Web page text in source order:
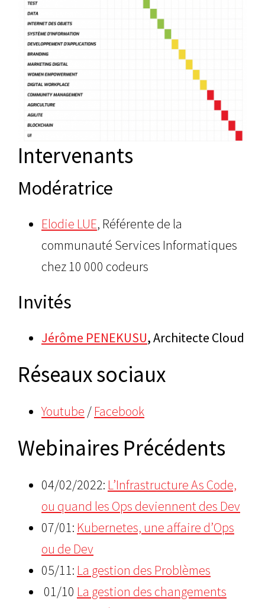
Intervenants
Modératrice
Elodie LUE, Référente de la
communauté Services Informatiques
chez 10 000 codeurs
Invités
Jérôme PENEKUSU, Architecte Cloud
Réseaux sociaux
Youtube / Facebook
Webinaires Précédents
04/02/2022: L’Infrastructure As Code,
ou quand les Ops deviennent des Dev
07/01: Kubernetes, une affaire d’Ops
ou de Dev
05/11: La gestion des Problèmes
01/10 La gestion des changements